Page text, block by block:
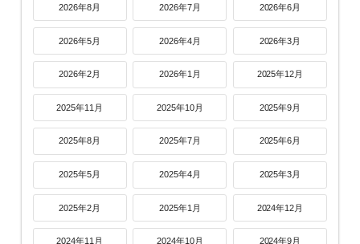
2026年8月 2026年7月 2026年6月
2026年5月 2026年4月 2026年3月
2026年2月 2026年1月 2025年12月
2025年11月 2025年10月 2025年9月
2025年8月 2025年7月 2025年6月
2025年5月 2025年4月 2025年3月
2025年2月 2025年1月 2024年12月
2024年11月 2024年10月 2024年9月